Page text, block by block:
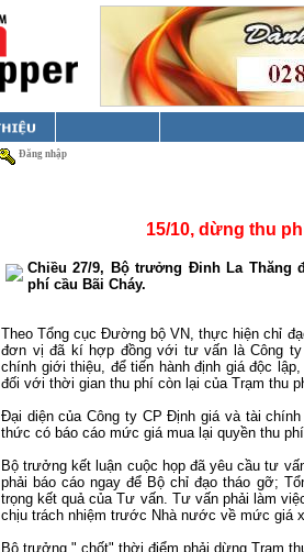
Đăng nhập
15/10, dừng thu
Chiều 27/9, Bộ trưởng Đinh La
phí cầu Bãi Cháy.
Theo Tổng cục Đường bộ VN, thực hiện chỉ
đơn vị đã kí hợp đồng với tư vấn là Công
chính giới thiệu, để tiến hành định giá độc
đối với thời gian thu phí còn lại của Trạm thu
Đại diện của Công ty CP Định giá và tài
thức có báo cáo mức giá mua lại quyền thu
Bộ trưởng kết luận cuộc họp đã yêu cầu tư
phải báo cáo ngay để Bộ chỉ đạo tháo gỡ;
trọng kết quả của Tư vấn. Tư vấn phải làm
chịu trách nhiệm trước Nhà nước về mức giá
Bộ trưởng " chốt" thời điểm phải dừng Trạm